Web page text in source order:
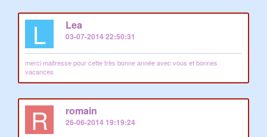
L Lea
03-07-2014 22:50:31
merci maitresse pour cette très bonne année avec vous et bonnes
vacances
R romain
26-06-2014 19:19:24